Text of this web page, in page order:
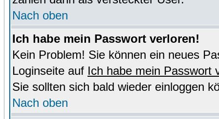
Nach oben
Ich habe mein Passwort verloren!
Kein Problem! Sie können ein neues
Loginseite auf Ich habe mein Passwort
Sie sollten sich bald wieder einloggen
Nach oben